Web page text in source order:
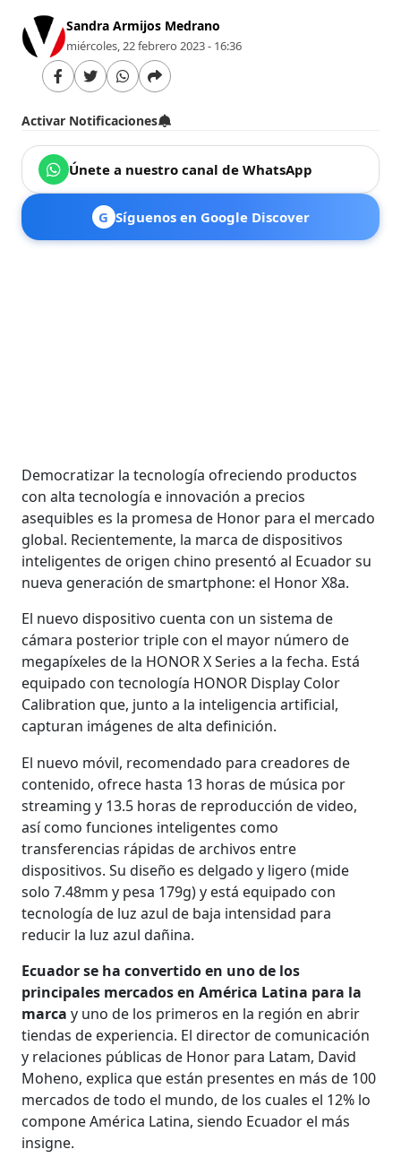
Sandra Armijos Medrano
miércoles, 22 febrero 2023 - 16:36
Activar Notificaciones
Únete a nuestro canal de WhatsApp
G Síguenos en Google Discover
Democratizar la tecnología ofreciendo productos
con alta tecnología e innovación a precios
asequibles es la promesa de Honor para el mercado
global. Recientemente, la marca de dispositivos
inteligentes de origen chino presentó al Ecuador su
nueva generación de smartphone: el Honor X8a.
El nuevo dispositivo cuenta con un sistema de
cámara posterior triple con el mayor número de
megapíxeles de la HONOR X Series a la fecha. Está
equipado con tecnología HONOR Display Color
Calibration que, junto a la inteligencia artificial,
capturan imágenes de alta definición.
El nuevo móvil, recomendado para creadores de
contenido, ofrece hasta 13 horas de música por
streaming y 13.5 horas de reproducción de video,
así como funciones inteligentes como
transferencias rápidas de archivos entre
dispositivos. Su diseño es delgado y ligero (mide
solo 7.48mm y pesa 179g) y está equipado con
tecnología de luz azul de baja intensidad para
reducir la luz azul dañina.
Ecuador se ha convertido en uno de los
principales mercados en América Latina para la
marca y uno de los primeros en la región en abrir
tiendas de experiencia. El director de comunicación
y relaciones públicas de Honor para Latam, David
Moheno, explica que están presentes en más de 100
mercados de todo el mundo, de los cuales el 12% lo
compone América Latina, siendo Ecuador el más
insigne.